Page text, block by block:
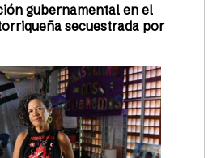
gubernamental en el
secuestrada por